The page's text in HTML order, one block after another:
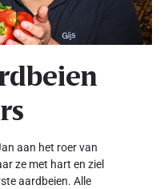
aan het roer van
ze met hart en ziel
aardbeien. Alle